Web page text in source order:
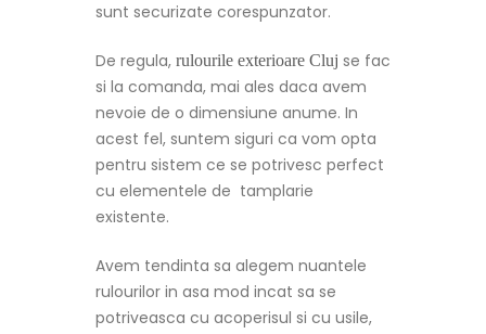
sunt securizate corespunzator.
De regula, rulourile exterioare Cluj se fac
si la comanda, mai ales daca avem
nevoie de o dimensiune anume. In
acest fel, suntem siguri ca vom opta
pentru sistem ce se potrivesc perfect
cu elementele de tamplarie
existente.
Avem tendinta sa alegem nuantele
rulourilor in asa mod incat sa se
potriveasca cu acoperisul si cu usile,